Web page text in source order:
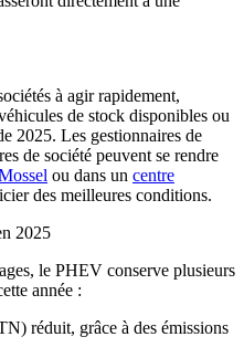
à agir rapidement,
de stock disponibles ou
2025. Les gestionnaires de
de société peuvent se rendre
ou dans un centre
des meilleures conditions.
2025
le PHEV conserve plusieurs
année :
réduit, grâce à des émissions